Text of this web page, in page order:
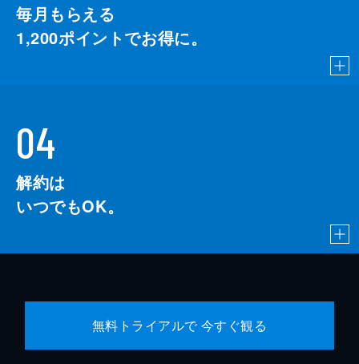
毎月もらえる
1,200ポイントでお得に。
04
解約は
いつでもOK。
無料トライアルで 今すぐ観る